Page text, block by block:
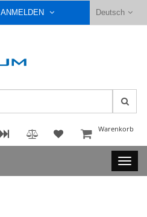
Deutsch
ANMELDEN
Warenkorb